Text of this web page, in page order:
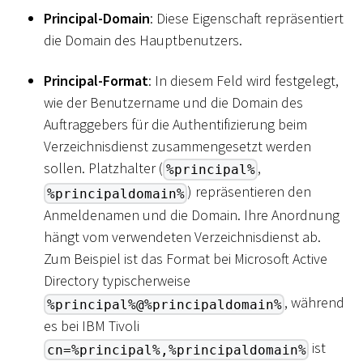
Principal-Domain: Diese Eigenschaft repräsentiert
die Domain des Hauptbenutzers.
Principal-Format: In diesem Feld wird festgelegt,
wie der Benutzername und die Domain des
Auftraggebers für die Authentifizierung beim
Verzeichnisdienst zusammengesetzt werden
sollen. Platzhalter ( %principal% ,
%principaldomain% ) repräsentieren den
Anmeldenamen und die Domain. Ihre Anordnung
hängt vom verwendeten Verzeichnisdienst ab.
Zum Beispiel ist das Format bei Microsoft Active
Directory typischerweise
%principal%@%principaldomain% , während
es bei IBM Tivoli
cn=%principal%,%principaldomain% ist